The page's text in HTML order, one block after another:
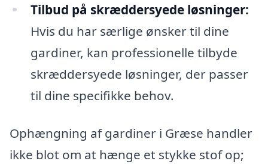
Tilbud på skræddersyede løsninger:
Hvis du har særlige ønsker til dine
gardiner, kan professionelle tilbyde
skræddersyede løsninger, der passer
til dine specifikke behov.
Ophængning af gardiner i Græse handler
ikke blot om at hænge et stykke stof op;